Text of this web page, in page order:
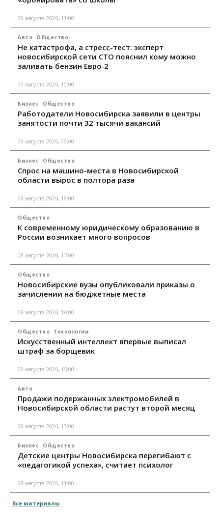
09 августа 2026, 11:00
Авто Общество
Не катастрофа, а стресс-тест: эксперт
новосибирской сети СТО пояснил кому можно
заливать бензин Евро‑2
09 августа 2026, 10:00
Бизнес Общество
Работодатели Новосибирска заявили в центры
занятости почти 32 тысячи вакансий
09 августа 2026, 09:00
Бизнес Общество
Спрос на машино-места в Новосибирской
области вырос в полтора раза
08 августа 2026, 18:00
Общество
К современному юридическому образованию в
России возникает много вопросов
08 августа 2026, 17:00
Общество
Новосибирские вузы опубликовали приказы о
зачислении на бюджетные места
08 августа 2026, 16:00
Общество Технологии
Искусственный интеллект впервые выписал
штраф за борщевик
08 августа 2026, 15:00
Авто
Продажи подержанных электромобилей в
Новосибирской области растут второй месяц
08 августа 2026, 13:00
Бизнес Общество
Детские центры Новосибирска перегибают с
«педагогикой успеха», считает психолог
08 августа 2026, 11:00
Все материалы